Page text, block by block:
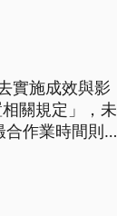
實施成效與影
關規定」，未
作業時間則